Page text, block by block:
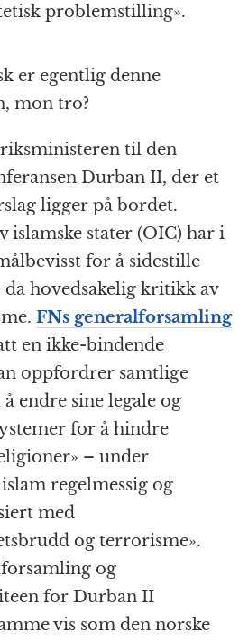
problemstilling».
er egentlig denne
mon tro?
til den
Durban II, der et
ligger på bordet.
islamske stater (OIC) har i
for å sidestille
hovedsakelig kritikk av
FNs generalforsamling
en ikke-bindende
oppfordrer samtlige
endre sine legale og
for å hindre
– under
regelmessig og
med
og terrorisme».
og
for Durban II
vis som den norske